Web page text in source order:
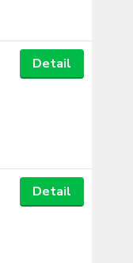
Detail
Detail